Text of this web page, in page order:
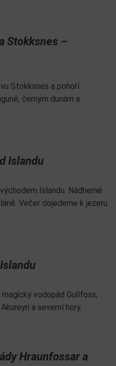
Stokksnes –
Stokksnes a pohoří
černým dunám a
Islandu
Islandu. Nádherné
Večer dojedeme k jezeru
vodopád Gullfoss,
a severní hory.
Hraunfossar a